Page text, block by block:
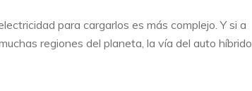
para cargarlos es más complejo. Y si a
regiones del planeta, la vía del auto híbrido